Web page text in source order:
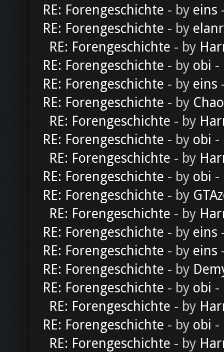
RE: Forengeschichte - by eins
RE: Forengeschichte - by
RE: Forengeschichte - by
RE: Forengeschichte - by obi -
RE: Forengeschichte - by eins
RE: Forengeschichte - by
RE: Forengeschichte - by
RE: Forengeschichte - by obi -
RE: Forengeschichte - by
RE: Forengeschichte - by obi -
RE: Forengeschichte - by
RE: Forengeschichte - by
RE: Forengeschichte - by eins
RE: Forengeschichte - by eins
RE: Forengeschichte - by
RE: Forengeschichte - by obi -
RE: Forengeschichte - by
RE: Forengeschichte - by obi -
RE: Forengeschichte - by